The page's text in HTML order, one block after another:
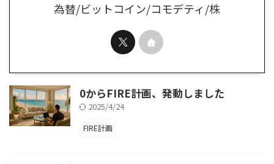
為替/ビットコイン/コモデティ/株
0からFIRE計画、発動しました
2025/4/24
FIRE計画